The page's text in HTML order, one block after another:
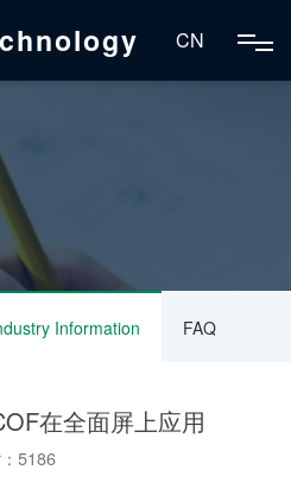
CN
Information FAQ
在全面屏上应用
5186